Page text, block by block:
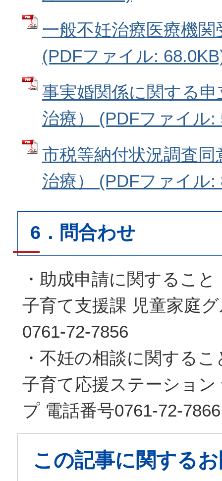
一般不妊治療医療機関
(PDFファイル:
事実婚関係に関する
治療） (PDFファイル:
市税等納付状況調査同
治療） (PDFファイル:
6．問合わせ
・助成申請に関すること
子育て支援課 児童家庭
0761-72-7856
・不妊の相談に関するこ
子育て応援ステーショ
プ 電話番号0761-72-7866
この記事に関する